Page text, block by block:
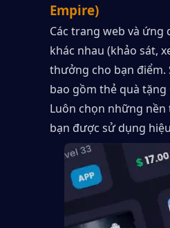
Empire)
Các trang web và ứng
khác nhau (khảo sát,
thưởng cho bạn điểm.
bao gồm thẻ quà tặng
Luôn chọn những
bạn được sử dụng